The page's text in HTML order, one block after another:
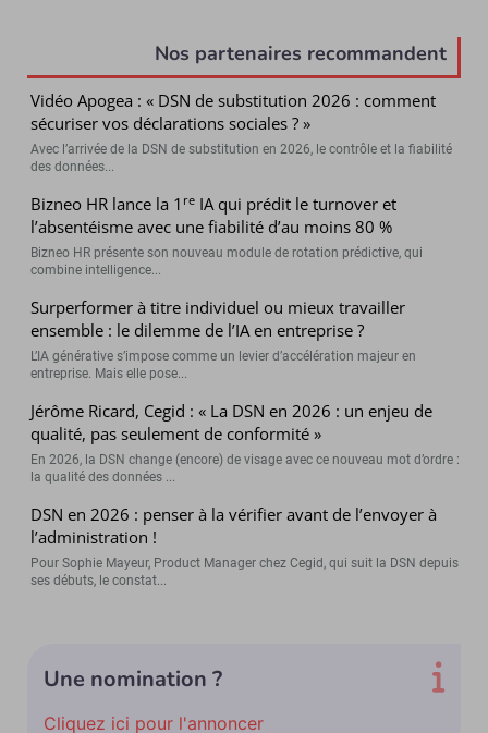
Nos partenaires recommandent
Vidéo Apogea : « DSN de substitution 2026 : comment
sécuriser vos déclarations sociales ? »
Avec l’arrivée de la DSN de substitution en 2026, le contrôle et la fiabilité
des données...
Bizneo HR lance la 1 re IA qui prédit le turnover et
l’absentéisme avec une fiabilité d’au moins 80 %
Bizneo HR présente son nouveau module de rotation prédictive, qui
combine intelligence...
Surperformer à titre individuel ou mieux travailler
ensemble : le dilemme de l’IA en entreprise ?
L’IA générative s’impose comme un levier d’accélération majeur en
entreprise. Mais elle pose...
Jérôme Ricard, Cegid : « La DSN en 2026 : un enjeu de
qualité, pas seulement de conformité »
En 2026, la DSN change (encore) de visage avec ce nouveau mot d’ordre :
la qualité des données ...
DSN en 2026 : penser à la vérifier avant de l’envoyer à
l’administration !
Pour Sophie Mayeur, Product Manager chez Cegid, qui suit la DSN depuis
ses débuts, le constat...
Une nomination ?
Cliquez ici pour l'annoncer